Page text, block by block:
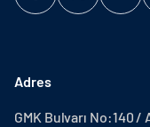
Adres
GMK Bulvarı No:140 /